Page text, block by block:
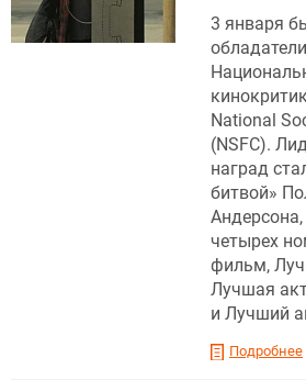
3 января
National
(NSFC).
наград
битвой»
четырех
фильм,
Лучшая
и Лучший
Подробнее